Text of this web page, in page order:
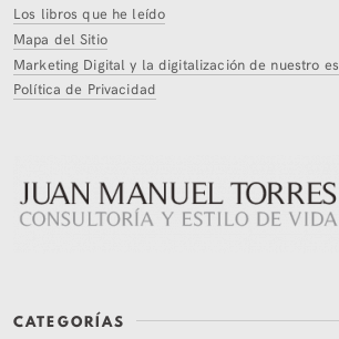
Los libros que he leído
Mapa del Sitio
Marketing Digital y la digitalización de nuestro
Política de Privacidad
CATEGORÍAS